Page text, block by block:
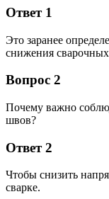
Ответ 1
Это заранее
снижения
Вопрос 2
Почему важно
швов?
Ответ 2
Чтобы снизить
сварке.